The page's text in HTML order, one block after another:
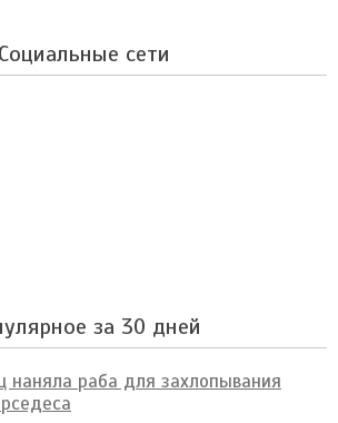
Социальные сети
за 30 дней
раба для захлопывания